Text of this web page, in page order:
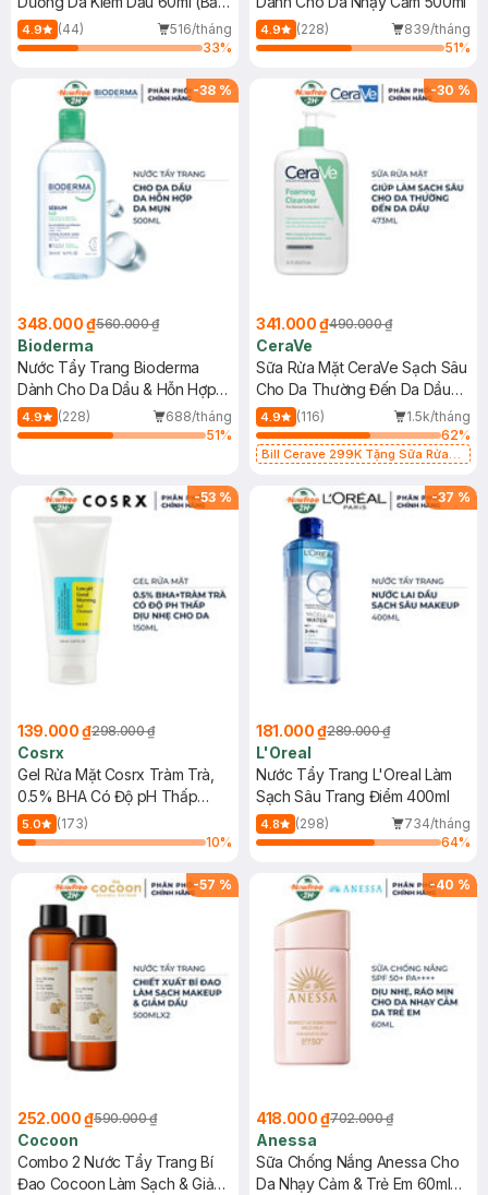
Mới)
4.9 (44)
516/tháng
33%
4.9 (228)
839/tháng
51%
-38 %
348.000 ₫560.000 ₫
Bioderma
Nước Tẩy Trang Bioderma
Dành Cho Da Dầu & Hỗn Hợp
500ml
4.9 (228)
688/tháng
51%
-30 %
341.000 ₫490.000 ₫
CeraVe
Sữa Rửa Mặt CeraVe Sạch Sâu
Cho Da Thường Đến Da Dầu
473ml
4.9 (116)
1.5k/tháng
62%
Bill Cerave 299K Tặng Sữa Rửa
-53 %
139.000 ₫298.000 ₫
Cosrx
Gel Rửa Mặt Cosrx Tràm Trà,
0.5% BHA Có Độ pH Thấp
150ml
5.0
(173)
10%
-37 %
181.000 ₫289.000 ₫
L'Oreal
Nước Tẩy Trang L'Oreal Làm
Sạch Sâu Trang Điểm 400ml
4.8 (298)
734/tháng
64%
-57 %
252.000 ₫590.000 ₫
Cocoon
Combo 2 Nước Tẩy Trang Bí
Đao Cocoon Làm Sạch & Giảm
-40 %
418.000 ₫702.000 ₫
Anessa
Sữa Chống Nắng Anessa Cho
Da Nhạy Cảm & Trẻ Em 60ml